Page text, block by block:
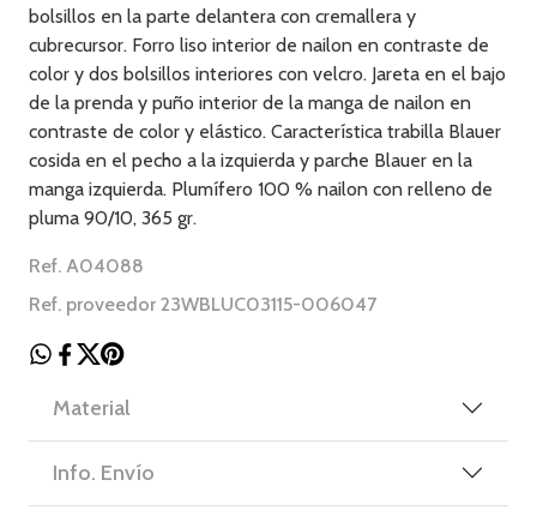
bolsillos en la parte delantera con cremallera y
cubrecursor. Forro liso interior de nailon en contraste de
color y dos bolsillos interiores con velcro. Jareta en el bajo
de la prenda y puño interior de la manga de nailon en
contraste de color y elástico. Característica trabilla Blauer
cosida en el pecho a la izquierda y parche Blauer en la
manga izquierda. Plumífero 100 % nailon con relleno de
pluma 90/10, 365 gr.
Ref. A04088
Ref. proveedor 23WBLUC03115-006047
Material
Info. Envío